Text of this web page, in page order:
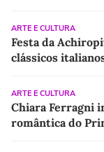
ARTE E CULTURA
Festa da
clássicos
ARTE E CULTURA
Chiara Ferragni
romântica do